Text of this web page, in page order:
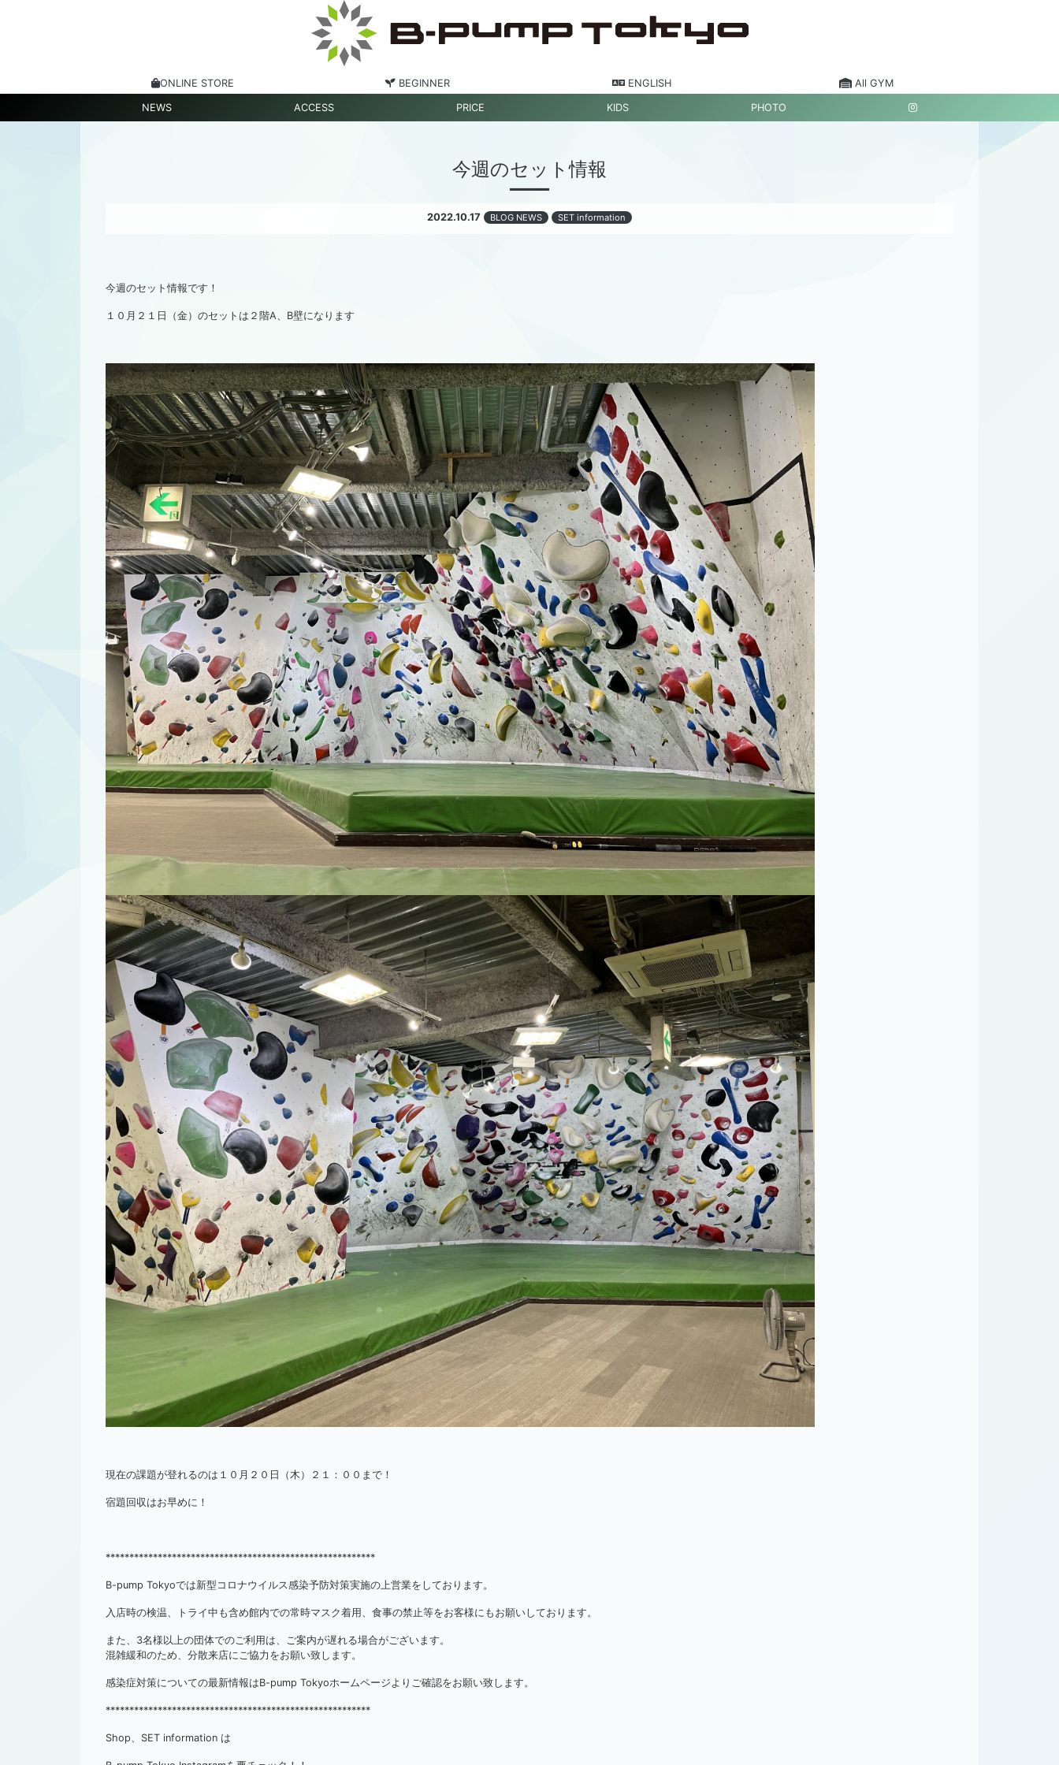
ONLINE STORE BEGINNER ENGLISH All GYM
NEWS ACCESS PRICE KIDS PHOTO
今週のセット情報
2022.10.17 BLOG NEWS SET information
今週のセット情報です！
１０月２１日（金）のセットは２階A、B壁になります
現在の課題が登れるのは１０月２０日（木）２１：００まで！
宿題回収はお早めに！
*********************************************************
B-pump Tokyoでは新型コロナウイルス感染予防対策実施の上営業をしております。
入店時の検温、トライ中も含め館内での常時マスク着用、食事の禁止等をお客様にもお願いしております。
また、3名様以上の団体でのご利用は、ご案内が遅れる場合がございます。
混雑緩和のため、分散来店にご協力をお願い致します。
感染症対策についての最新情報はB-pump Tokyoホームページよりご確認をお願い致します。
********************************************************
Shop、SET information は